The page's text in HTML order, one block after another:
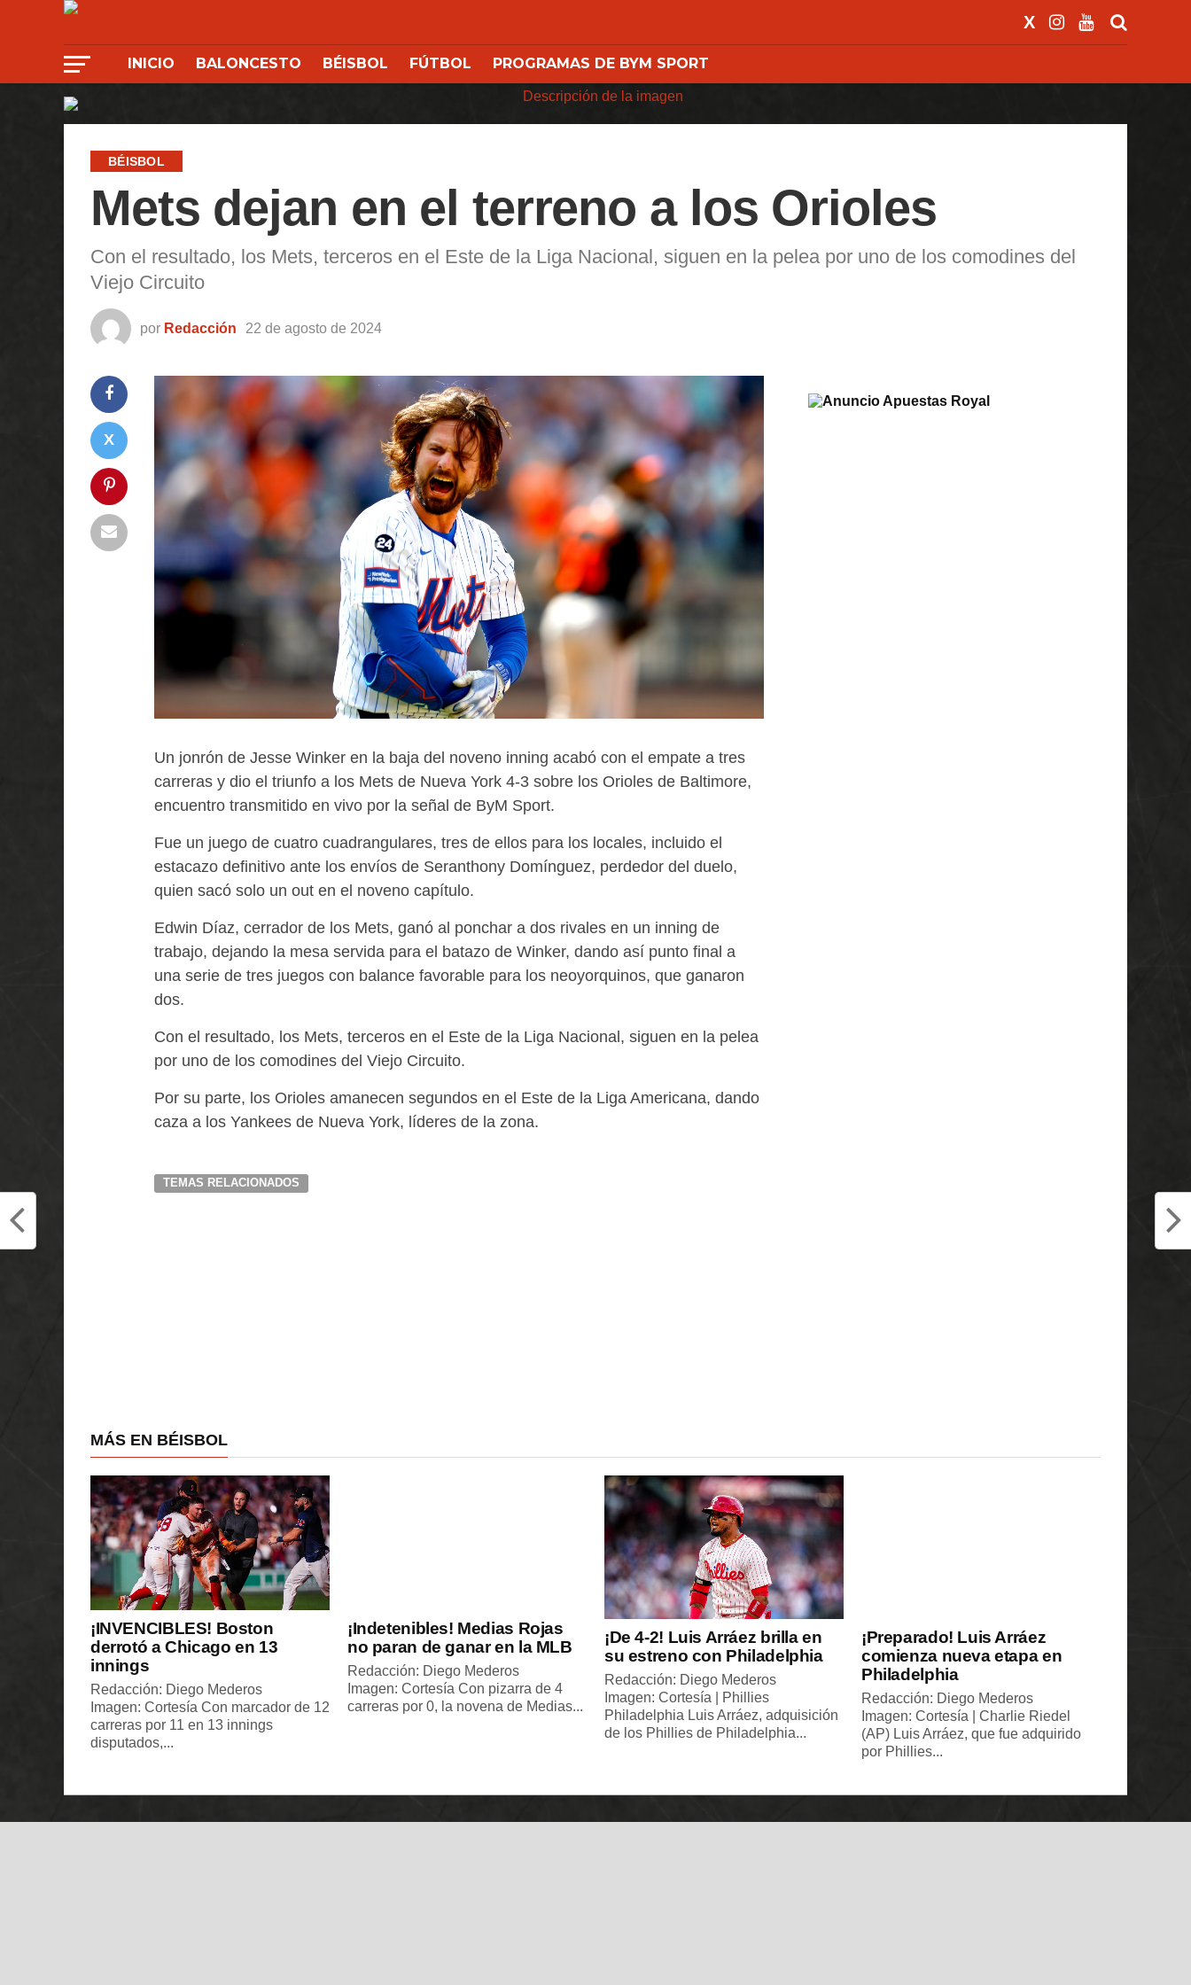
INICIO BALONCESTO BÉISBOL FÚTBOL PROGRAMAS DE BYM SPORT
BÉISBOL
Mets dejan en el terreno a los Orioles
Con el resultado, los Mets, terceros en el Este de la Liga Nacional, siguen en la pelea por uno de los comodines del
Viejo Circuito
por Redacción 22 de agosto de 2024
Un jonrón de Jesse Winker en la baja del noveno inning acabó con el empate a tres
carreras y dio el triunfo a los Mets de Nueva York 4-3 sobre los Orioles de Baltimore,
encuentro transmitido en vivo por la señal de ByM Sport.
Fue un juego de cuatro cuadrangulares, tres de ellos para los locales, incluido el
estacazo definitivo ante los envíos de Seranthony Domínguez, perdedor del duelo,
quien sacó solo un out en el noveno capítulo.
Edwin Díaz, cerrador de los Mets, ganó al ponchar a dos rivales en un inning de
trabajo, dejando la mesa servida para el batazo de Winker, dando así punto final a
una serie de tres juegos con balance favorable para los neoyorquinos, que ganaron
dos.
Con el resultado, los Mets, terceros en el Este de la Liga Nacional, siguen en la pelea
por uno de los comodines del Viejo Circuito.
Por su parte, los Orioles amanecen segundos en el Este de la Liga Americana, dando
caza a los Yankees de Nueva York, líderes de la zona.
TEMAS RELACIONADOS
MÁS EN BÉISBOL
¡INVENCIBLES! Boston
derrotó a Chicago en 13
innings
Redacción: Diego Mederos
Imagen: Cortesía Con marcador de 12
carreras por 11 en 13 innings
disputados,...
¡Indetenibles! Medias Rojas
no paran de ganar en la MLB
Redacción: Diego Mederos
Imagen: Cortesía Con pizarra de 4
carreras por 0, la novena de Medias...
¡De 4-2! Luis Arráez brilla en
su estreno con Philadelphia
Redacción: Diego Mederos
Imagen: Cortesía | Phillies
Philadelphia Luis Arráez, adquisición
de los Phillies de Philadelphia...
¡Preparado! Luis Arráez
comienza nueva etapa en
Philadelphia
Redacción: Diego Mederos
Imagen: Cortesía | Charlie Riedel
(AP) Luis Arráez, que fue adquirido
por Phillies...